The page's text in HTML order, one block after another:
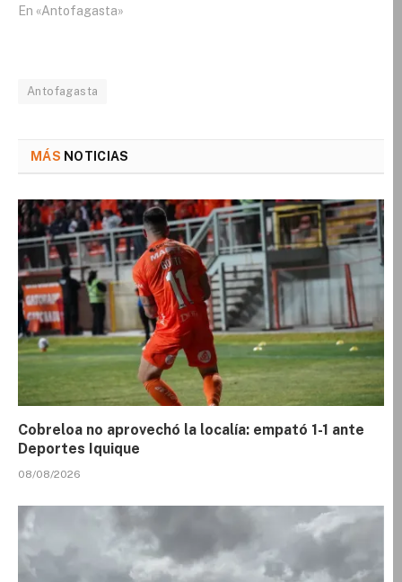
En «Antofagasta»
Antofagasta
MÁS NOTICIAS
Cobreloa no aprovechó la localía: empató 1-1 ante
Deportes Iquique
08/08/2026